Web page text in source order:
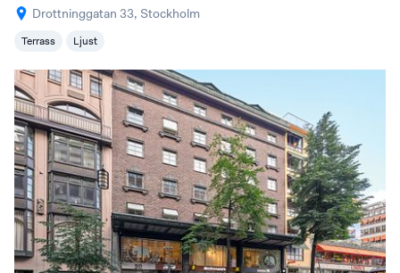
Drottninggatan 33, Stockholm
Terrass Ljust